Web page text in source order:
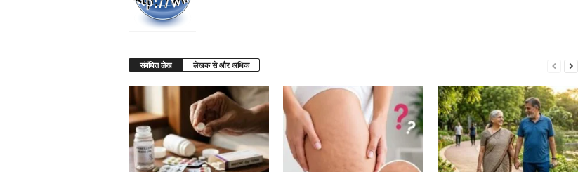
संबंधित लेख लेखक से और अधिक